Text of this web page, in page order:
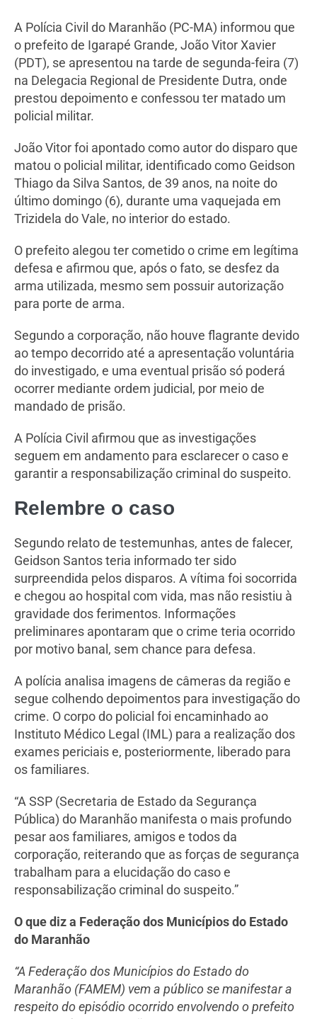
A Polícia Civil do Maranhão (PC-MA) informou que
o prefeito de Igarapé Grande, João Vitor Xavier
(PDT), se apresentou na tarde de segunda-feira (7)
na Delegacia Regional de Presidente Dutra, onde
prestou depoimento e confessou ter matado um
policial militar.
João Vitor foi apontado como autor do disparo que
matou o policial militar, identificado como Geidson
Thiago da Silva Santos, de 39 anos, na noite do
último domingo (6), durante uma vaquejada em
Trizidela do Vale, no interior do estado.
O prefeito alegou ter cometido o crime em legítima
defesa e afirmou que, após o fato, se desfez da
arma utilizada, mesmo sem possuir autorização
para porte de arma.
Segundo a corporação, não houve flagrante devido
ao tempo decorrido até a apresentação voluntária
do investigado, e uma eventual prisão só poderá
ocorrer mediante ordem judicial, por meio de
mandado de prisão.
A Polícia Civil afirmou que as investigações
seguem em andamento para esclarecer o caso e
garantir a responsabilização criminal do suspeito.
Relembre o caso
Segundo relato de testemunhas, antes de falecer,
Geidson Santos teria informado ter sido
surpreendida pelos disparos. A vítima foi socorrida
e chegou ao hospital com vida, mas não resistiu à
gravidade dos ferimentos. Informações
preliminares apontaram que o crime teria ocorrido
por motivo banal, sem chance para defesa.
A polícia analisa imagens de câmeras da região e
segue colhendo depoimentos para investigação do
crime. O corpo do policial foi encaminhado ao
Instituto Médico Legal (IML) para a realização dos
exames periciais e, posteriormente, liberado para
os familiares.
“A SSP (Secretaria de Estado da Segurança
Pública) do Maranhão manifesta o mais profundo
pesar aos familiares, amigos e todos da
corporação, reiterando que as forças de segurança
trabalham para a elucidação do caso e
responsabilização criminal do suspeito.”
O que diz a Federação dos Municípios do Estado
do Maranhão
“A Federação dos Municípios do Estado do
Maranhão (FAMEM) vem a público se manifestar a
respeito do episódio ocorrido envolvendo o prefeito